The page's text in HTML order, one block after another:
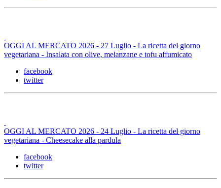
OGGI AL MERCATO 2026 - 27 Luglio - La ricetta del giorno
vegetariana - Insalata con olive, melanzane e tofu affumicato
facebook
twitter
OGGI AL MERCATO 2026 - 24 Luglio - La ricetta del giorno
vegetariana - Cheesecake alla pardula
facebook
twitter